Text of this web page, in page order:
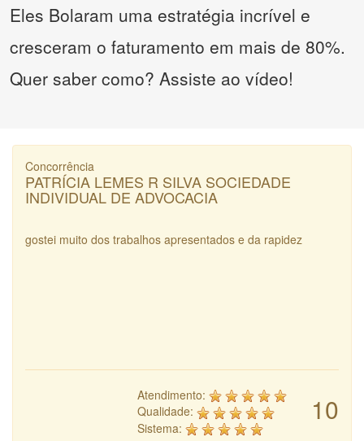
Eles Bolaram uma estratégia incrível e
cresceram o faturamento em mais de 80%.
Quer saber como? Assiste ao vídeo!
Concorrência
PATRÍCIA LEMES R SILVA SOCIEDADE
INDIVIDUAL DE ADVOCACIA
gostei muito dos trabalhos apresentados e da rapidez
10
Atendimento:
Qualidade:
Sistema: